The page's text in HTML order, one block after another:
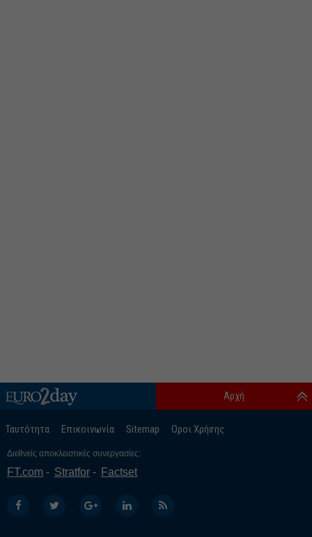
Ταυτότητα Επικοινωνία Sitemap Οροι Χρήσης
Αρχή
Διεθνείς αποκλειστικές συνεργασίες:
FT.com Stratfor Factset